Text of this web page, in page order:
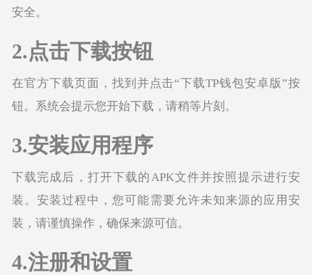
安全。
2.点击下载按钮
在官方下载页面，找到并点击“下载TP钱包安卓版”按
钮。系统会提示您开始下载，请稍等片刻。
3.安装应用程序
下载完成后，打开下载的APK文件并按照提示进行安
装。安装过程中，您可能需要允许未知来源的应用安
装，请谨慎操作，确保来源可信。
4.注册和设置